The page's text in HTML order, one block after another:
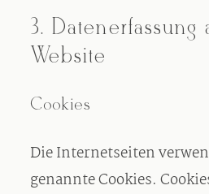
3. Datenerfassung
Website
Cookies
Die Internetseiten
genannte Cookies.